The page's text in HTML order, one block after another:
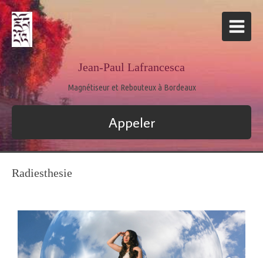
Jean-Paul Lafrancesca
Magnétiseur et Rebouteux à Bordeaux
Appeler
Radiesthesie